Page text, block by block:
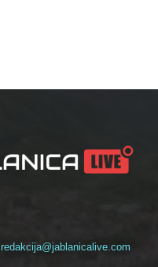
redakcija@jablanicalive.com